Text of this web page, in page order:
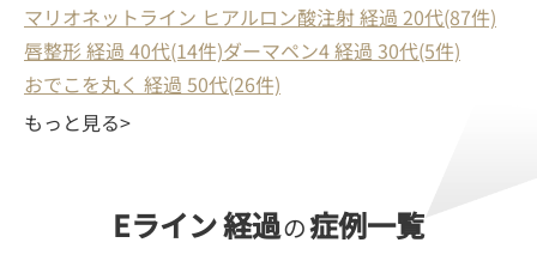
マリオネットライン ヒアルロン酸注射 経過 20代(87件)
唇整形 経過 40代(14件)ダーマペン4 経過 30代(5件)
おでこを丸く 経過 50代(26件)
もっと見る>
Eライン 経過の症例一覧